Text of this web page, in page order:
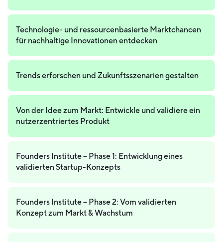
Technologie- und ressourcenbasierte Marktchancen
für nachhaltige Innovationen entdecken
Trends erforschen und Zukunftsszenarien gestalten
Von der Idee zum Markt: Entwickle und validiere ein
nutzerzentriertes Produkt
Founders Institute – Phase 1: Entwicklung eines
validierten Startup-Konzepts
Founders Institute – Phase 2: Vom validierten
Konzept zum Markt & Wachstum